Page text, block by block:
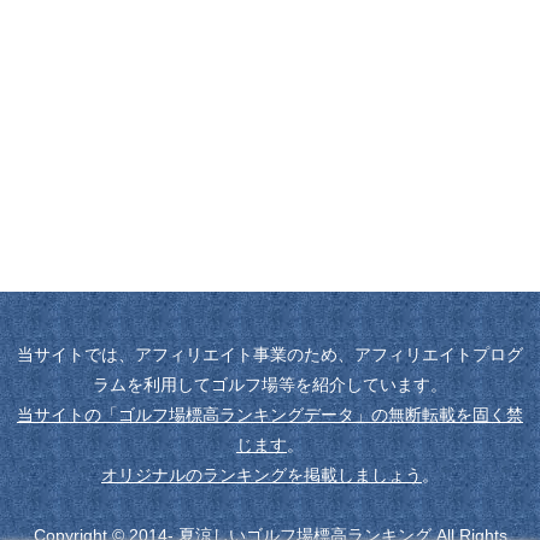
当サイトでは、アフィリエイト事業のため、アフィリエイトプログ
ラムを利用してゴルフ場等を紹介しています。
当サイトの「ゴルフ場標高ランキングデータ」の無断転載を固く禁
じます。
オリジナルのランキングを掲載しましょう。
Copyright © 2014- 夏涼しいゴルフ場標高ランキング All Rights